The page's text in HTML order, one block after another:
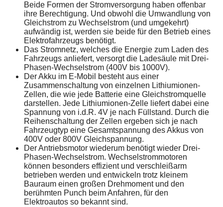
Beide Formen der Stromversorgung haben offenbar
ihre Berechtigung. Und obwohl die Umwandlung von
Gleichstrom zu Wechselstrom (und umgekehrt)
aufwändig ist, werden sie beide für den Betrieb eines
Elektrofahrzeugs benötigt.
Das Stromnetz, welches die Energie zum Laden des
Fahrzeugs anliefert, versorgt die Ladesäule mit Drei-
Phasen-Wechselstrom (400V bis 1000V).
Der Akku im E-Mobil besteht aus einer
Zusammenschaltung von einzelnen Lithiumionen-
Zellen, die wie jede Batterie eine Gleichstromquelle
darstellen. Jede Lithiumionen-Zelle liefert dabei eine
Spannung von i.d.R. 4V je nach Füllstand. Durch die
Reihenschaltung der Zellen ergeben sich je nach
Fahrzeugtyp eine Gesamtspannung des Akkus von
400V oder 800V Gleichspannung.
Der Antriebsmotor wiederum benötigt wieder Drei-
Phasen-Wechselstrom. Wechselstrommotoren
können besonders effizient und verschleißarm
betrieben werden und entwickeln trotz kleinem
Bauraum einen großen Drehmoment und den
berühmten Punch beim Anfahren, für den
Elektroautos so bekannt sind.